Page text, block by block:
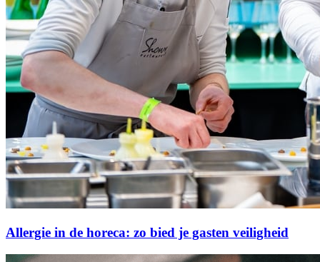
Allergie in de horeca: zo bied je gasten veiligheid